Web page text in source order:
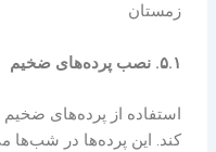
زمستان
۵.۱. نصب پرده‌های ضخیم
استفاده از پرده‌های ضخیم
کند. این پرده‌ها در شب‌ها